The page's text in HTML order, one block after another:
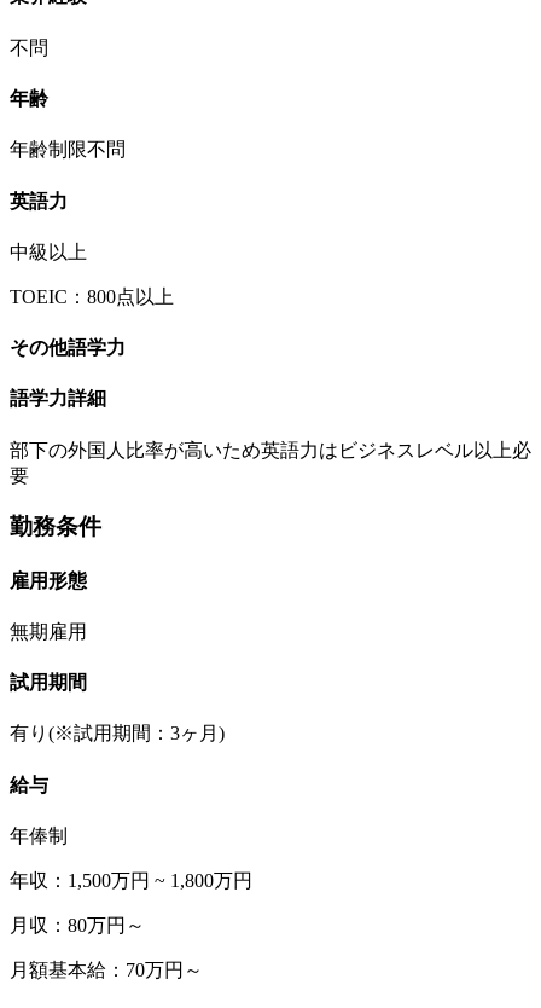
不問
年齢
年齢制限不問
英語力
中級以上
TOEIC：800点以上
その他語学力
語学力詳細
部下の外国人比率が高いため英語力はビジネスレベル以上必
要
勤務条件
雇用形態
無期雇用
試用期間
有り(※試用期間：3ヶ月)
給与
年俸制
年収：1,500万円 ~ 1,800万円
月収：80万円～
月額基本給：70万円～